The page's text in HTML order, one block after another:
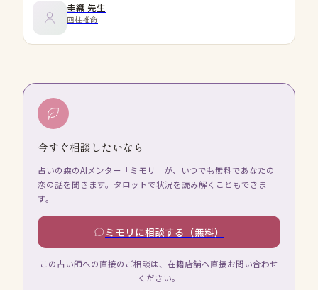
圭織 先生
四柱推命
今すぐ相談したいなら
占いの森のAIメンター「ミモリ」が、いつでも無料であなたの
恋の話を聞きます。タロットで状況を読み解くこともできま
す。
ミモリに相談する（無料）
この占い師への直接のご相談は、在籍店舗へ直接お問い合わせ
ください。